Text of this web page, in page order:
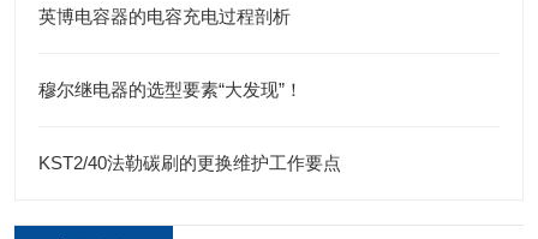
英博电容器的电容充电过程剖析
穆尔继电器的选型要素“大发现”！
KST2/40法勒碳刷的更换维护工作要点